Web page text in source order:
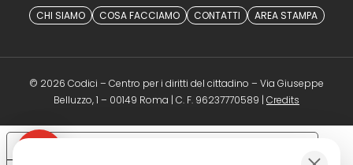
CHI SIAMO COSA FACCIAMO CONTATTI AREA STAMPA
© 2026 Codici – Centro per i diritti del cittadino – Via Giuseppe
Belluzzo, 1 – 00149 Roma | C. F. 96237770589 | Credits